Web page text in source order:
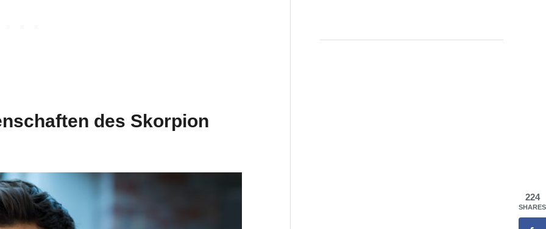
des Skorpion
224
SHARES